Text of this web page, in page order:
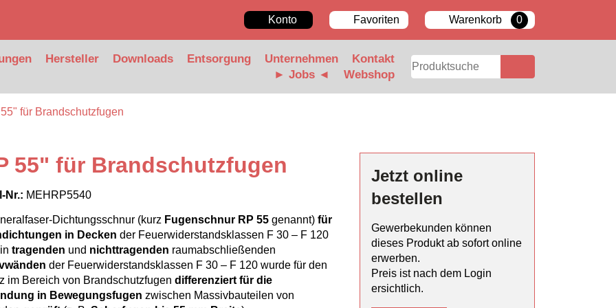
Konto Favoriten Warenkorb 0
Hersteller Downloads Entsorgung Unternehmen
Kontakt
► Jobs ◄
Webshop
für Brandschutzfugen
55" für Brandschutzfugen
Nr.: MEHRP5540
Dichtungsschnur (kurz Fugenschnur RP 55 genannt)für
in Decken der Feuerwiderstandsklassen F 30 – F 120
intragenden und nichttragenden raumabschließenden
der Feuerwiderstandsklassen F 30 – F 120 wurde für den
im Bereich von Brandschutzfugendifferenziert für die
in Bewegungsfugen zwischen Massivbauteilen von
Jetzt online
bestellen
Gewerbekunden können
dieses Produkt ab sofort online
erwerben.
Preis ist nach dem Login
ersichtlich.